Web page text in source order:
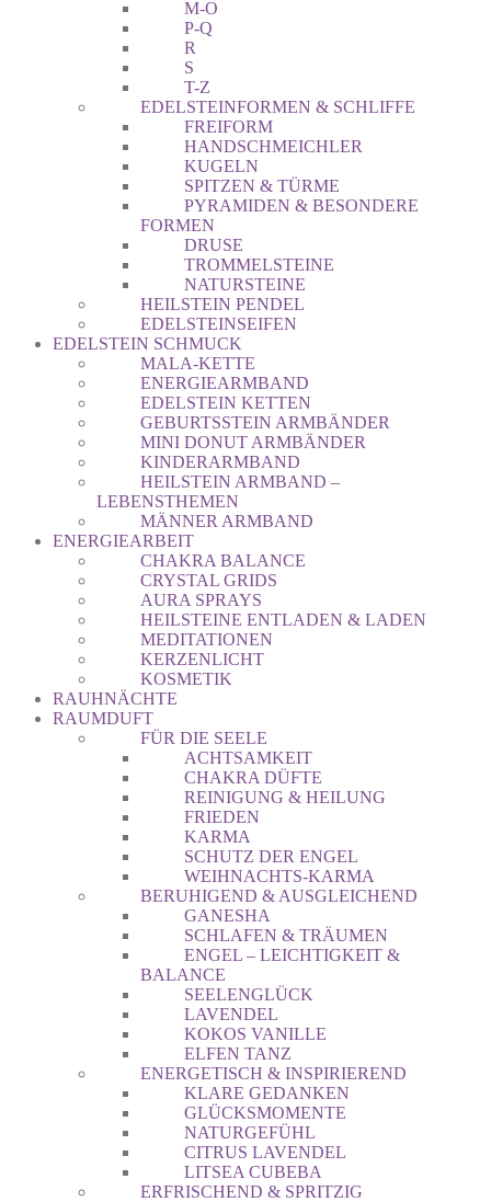
M-O
P-Q
R
S
T-Z
EDELSTEINFORMEN & SCHLIFFE
FREIFORM
HANDSCHMEICHLER
KUGELN
SPITZEN & TÜRME
PYRAMIDEN & BESONDERE
FORMEN
DRUSE
TROMMELSTEINE
NATURSTEINE
HEILSTEIN PENDEL
EDELSTEINSEIFEN
EDELSTEIN SCHMUCK
MALA-KETTE
ENERGIEARMBAND
EDELSTEIN KETTEN
GEBURTSSTEIN ARMBÄNDER
MINI DONUT ARMBÄNDER
KINDERARMBAND
HEILSTEIN ARMBAND –
LEBENSTHEMEN
MÄNNER ARMBAND
ENERGIEARBEIT
CHAKRA BALANCE
CRYSTAL GRIDS
AURA SPRAYS
HEILSTEINE ENTLADEN & LADEN
MEDITATIONEN
KERZENLICHT
KOSMETIK
RAUHNÄCHTE
RAUMDUFT
FÜR DIE SEELE
ACHTSAMKEIT
CHAKRA DÜFTE
REINIGUNG & HEILUNG
FRIEDEN
KARMA
SCHUTZ DER ENGEL
WEIHNACHTS-KARMA
BERUHIGEND & AUSGLEICHEND
GANESHA
SCHLAFEN & TRÄUMEN
ENGEL – LEICHTIGKEIT &
BALANCE
SEELENGLÜCK
LAVENDEL
KOKOS VANILLE
ELFEN TANZ
ENERGETISCH & INSPIRIEREND
KLARE GEDANKEN
GLÜCKSMOMENTE
NATURGEFÜHL
CITRUS LAVENDEL
LITSEA CUBEBA
ERFRISCHEND & SPRITZIG